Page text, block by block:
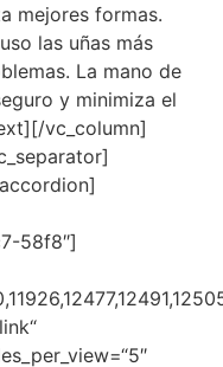
mejores formas.
las uñas más
La mano de
y minimiza el
vc_column]
58f8″]